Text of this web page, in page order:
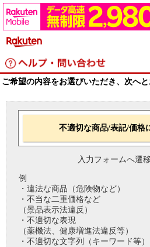
ご希望の内容をお選びいただき、次へと
不適切な商品/表記/価格
入力フォームへ遷
例
・違法な商品（危険物など）
・不当な二重価格など
（景品表示法違反）
・不適切な表現
（薬機法、健康増進法違反等）
・不適切な文字列（キーワード等）